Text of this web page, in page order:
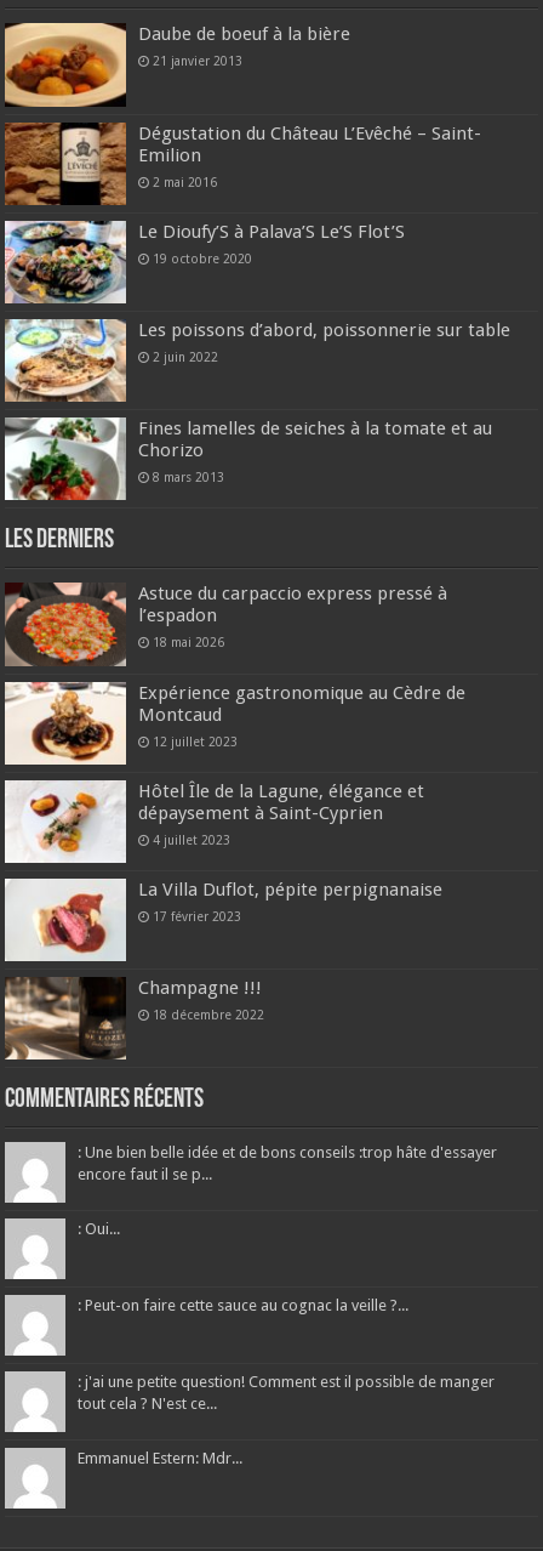
Daube de boeuf à la bière
21 janvier 2013
Dégustation du Château L’Evêché – Saint-
Emilion
2 mai 2016
Le Dioufy’S à Palava’S Le’S Flot’S
19 octobre 2020
Les poissons d’abord, poissonnerie sur table
2 juin 2022
Fines lamelles de seiches à la tomate et au
Chorizo
8 mars 2013
Les derniers
Astuce du carpaccio express pressé à
l’espadon
18 mai 2026
Expérience gastronomique au Cèdre de
Montcaud
12 juillet 2023
Hôtel Île de la Lagune, élégance et
dépaysement à Saint-Cyprien
4 juillet 2023
La Villa Duflot, pépite perpignanaise
17 février 2023
Champagne !!!
18 décembre 2022
Commentaires récents
: Une bien belle idée et de bons conseils :trop hâte d'essayer
encore faut il se p...
: Oui...
: Peut-on faire cette sauce au cognac la veille ?...
: j'ai une petite question! Comment est il possible de manger
tout cela ? N'est ce...
Emmanuel Estern: Mdr...